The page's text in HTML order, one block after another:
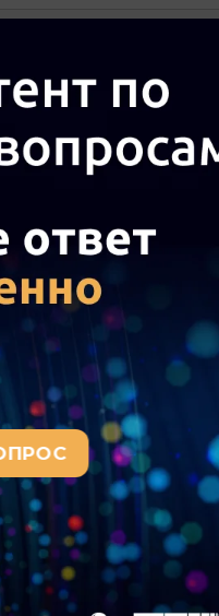
полной информации о
версии системы ГАРАНТ: